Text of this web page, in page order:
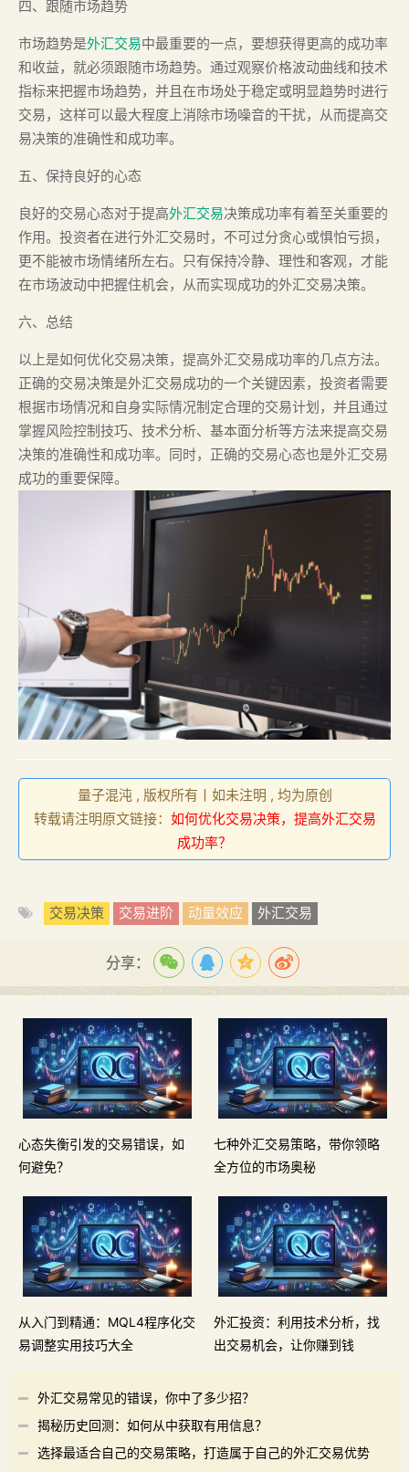
四、跟随市场趋势
市场趋势是外汇交易中最重要的一点，要想获得更高的成功率
和收益，就必须跟随市场趋势。通过观察价格波动曲线和技术
指标来把握市场趋势，并且在市场处于稳定或明显趋势时进行
交易，这样可以最大程度上消除市场噪音的干扰，从而提高交
易决策的准确性和成功率。
五、保持良好的心态
良好的交易心态对于提高外汇交易决策成功率有着至关重要的
作用。投资者在进行外汇交易时，不可过分贪心或惧怕亏损，
更不能被市场情绪所左右。只有保持冷静、理性和客观，才能
在市场波动中把握住机会，从而实现成功的外汇交易决策。
六、总结
以上是如何优化交易决策，提高外汇交易成功率的几点方法。
正确的交易决策是外汇交易成功的一个关键因素，投资者需要
根据市场情况和自身实际情况制定合理的交易计划，并且通过
掌握风险控制技巧、技术分析、基本面分析等方法来提高交易
决策的准确性和成功率。同时，正确的交易心态也是外汇交易
成功的重要保障。
量子混沌 , 版权所有丨如未注明 , 均为原创
转载请注明原文链接： 如何优化交易决策，提高外汇交易
成功率？
交易决策 交易进阶 动量效应 外汇交易
分享：
心态失衡引发的交易错误，如
何避免？
七种外汇交易策略，带你领略
全方位的市场奥秘
从入门到精通：MQL4程序化交
易调整实用技巧大全
外汇投资：利用技术分析，找
出交易机会，让你赚到钱
外汇交易常见的错误，你中了多少招？
揭秘历史回测：如何从中获取有用信息？
选择最适合自己的交易策略，打造属于自己的外汇交易优势